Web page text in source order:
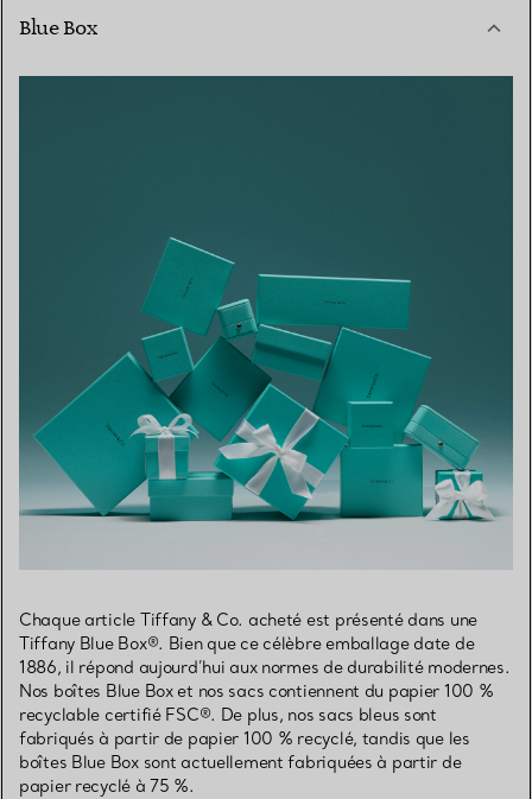
Blue Box
Chaque article Tiffany & Co. acheté est présenté dans une
Tiffany Blue Box®. Bien que ce célèbre emballage date de
1886, il répond aujourd’hui aux normes de durabilité modernes.
Nos boîtes Blue Box et nos sacs contiennent du papier 100 %
recyclable certifié FSC®. De plus, nos sacs bleus sont
fabriqués à partir de papier 100 % recyclé, tandis que les
boîtes Blue Box sont actuellement fabriquées à partir de
papier recyclé à 75 %.